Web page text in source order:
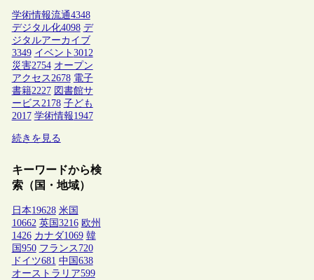
学術情報流通4348
デジタル化4098 デ
ジタルアーカイブ
3349 イベント 3012
災害2754 オープン
アクセス 2678 電子
書籍2227 図書館サ
ービス 2178 子ども
2017 学術情報1947
続きを見る
キーワードから検
索（国・地域）
日本19628 米国
10662 英国 3216 欧州
1426 カナダ1069 韓
国 950 フランス 720
ドイツ681 中国 638
オーストラリア599